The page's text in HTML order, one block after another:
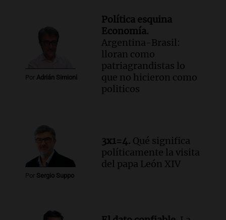
Por Adrián Simioni
Política esquina
Economía.
Argentina-Brasil:
lloran como
patriagrandistas lo
que no hicieron como
politicos
Por Sergio Suppo
3x1=4. Qué significa
políticamente la visita
del papa León XIV